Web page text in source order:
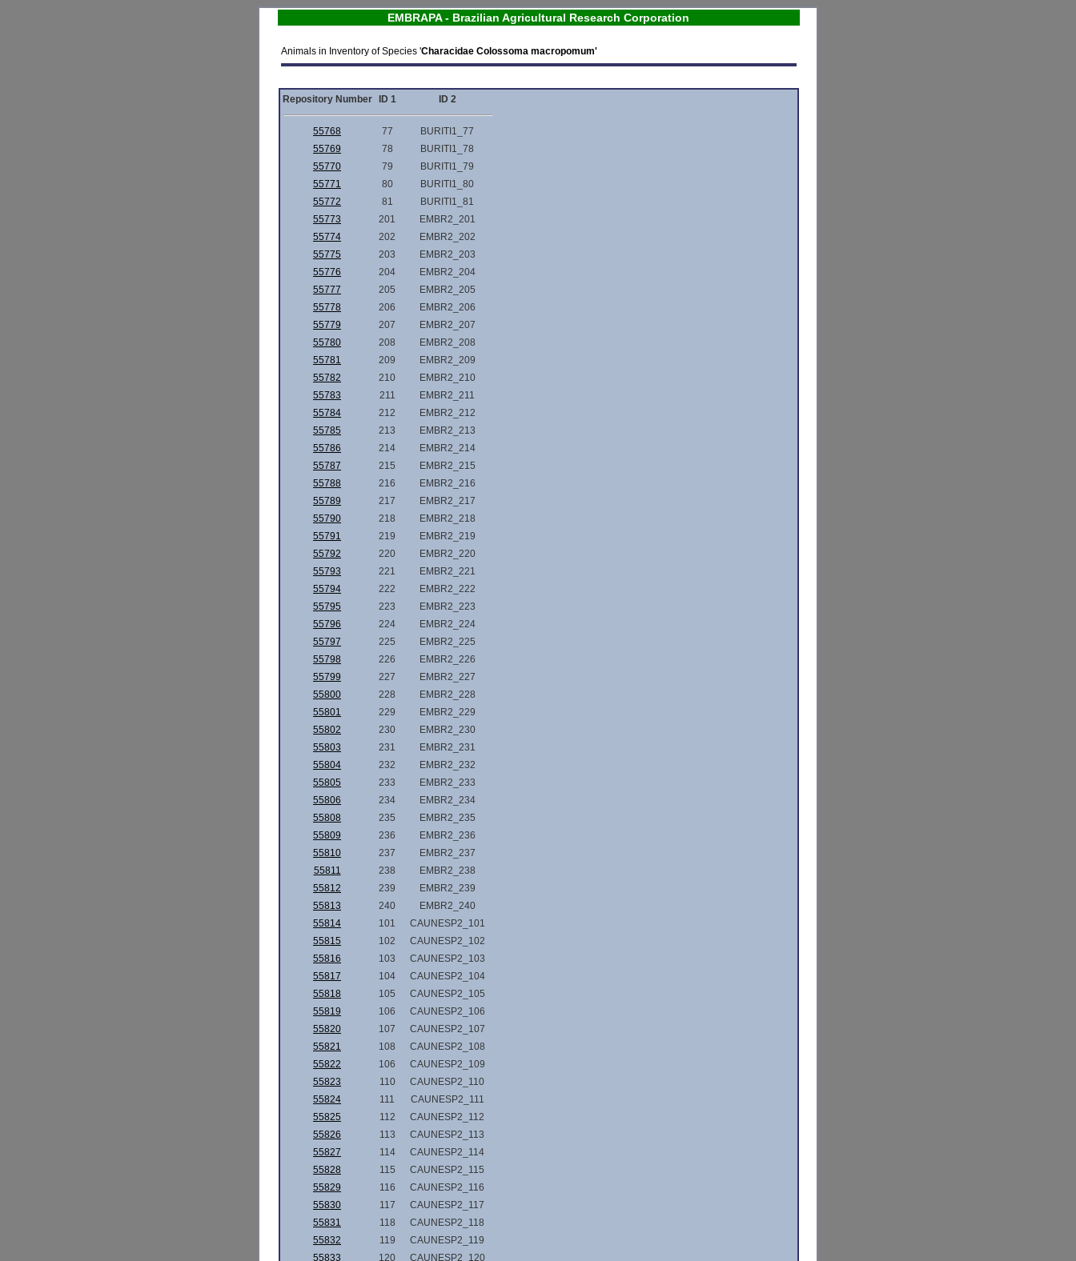
EMBRAPA - Brazilian Agricultural Research Corporation
Animals in Inventory of Species 'Characidae Colossoma macropomum'
Repository Number ID 1 ID 2
55768 77
BURITI1_77
55769
78
BURITI1_78
55770
79
BURITI1_79
55771
80
BURITI1_80
55772
81
BURITI1_81
55773
201
EMBR2_201
55774
202
EMBR2_202
55775
203
EMBR2_203
55776
204
EMBR2_204
55777
205
EMBR2_205
55778
206
EMBR2_206
55779
207
EMBR2_207
55780
208
EMBR2_208
55781
209
EMBR2_209
55782
210
EMBR2_210
55783
211
EMBR2_211
55784
212
EMBR2_212
55785
213
EMBR2_213
55786
214
EMBR2_214
55787
215
EMBR2_215
55788
216
EMBR2_216
55789
217
EMBR2_217
55790
218
EMBR2_218
55791
219
EMBR2_219
55792
220
EMBR2_220
55793
221
EMBR2_221
55794
222
EMBR2_222
55795
223
EMBR2_223
55796
224
EMBR2_224
55797
225
EMBR2_225
55798
226
EMBR2_226
55799
227
EMBR2_227
55800
228
EMBR2_228
55801
229
EMBR2_229
55802
230
EMBR2_230
55803
231
EMBR2_231
55804
232
EMBR2_232
55805
233
EMBR2_233
55806
234
EMBR2_234
55808
235
EMBR2_235
55809
236
EMBR2_236
55810
237
EMBR2_237
55811
238
EMBR2_238
55812
239
EMBR2_239
55813
240
EMBR2_240
55814
101
CAUNESP2_101
55815
102
CAUNESP2_102
55816
103
CAUNESP2_103
55817
104
CAUNESP2_104
55818
105
CAUNESP2_105
55819
106
CAUNESP2_106
55820
107
CAUNESP2_107
55821
108
CAUNESP2_108
55822
106
CAUNESP2_109
55823
110
CAUNESP2_110
55824
111
CAUNESP2_111
55825
112
CAUNESP2_112
55826
113
CAUNESP2_113
55827
114
CAUNESP2_114
55828
115
CAUNESP2_115
55829
116
CAUNESP2_116
55830
117
CAUNESP2_117
55831
118
CAUNESP2_118
55832
119
CAUNESP2_119
55833
120
CAUNESP2_120